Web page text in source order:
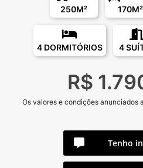
250M² 170M²
4 DORMITÓRIOS 4
R$
Os valores e condições anunciados
Tenho